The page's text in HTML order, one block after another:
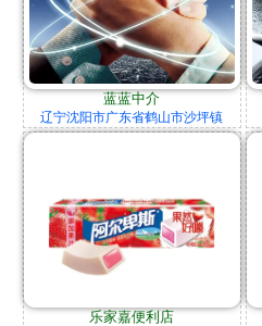
蓝蓝中介
辽宁沈阳市广东省鹤山市沙坪镇
乐家嘉便利店